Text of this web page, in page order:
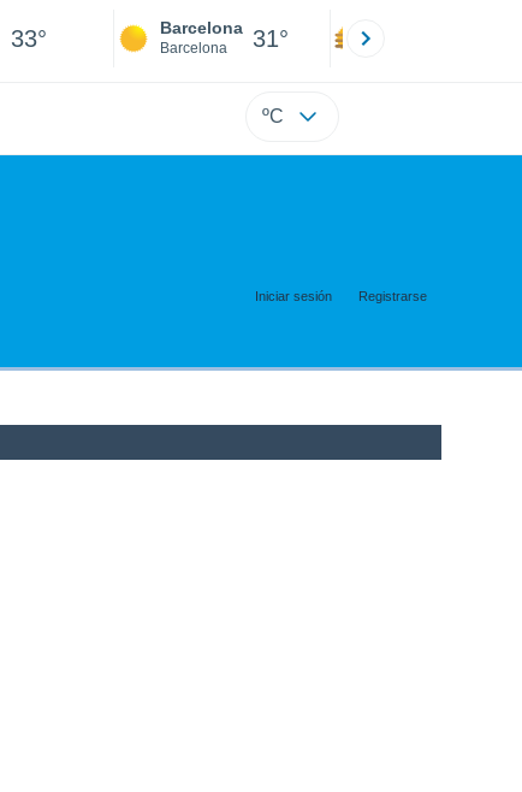
33° Barcelona
Barcelona 31°
ºC
Iniciar sesión Registrarse